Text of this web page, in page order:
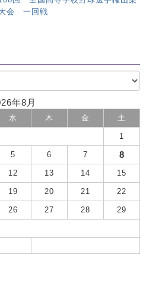
会 一回戦
年8月
水 木 金 土
1
5 6 7 8
12 13 14 15
19 20 21 22
26 27 28 29